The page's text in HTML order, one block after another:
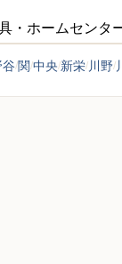
・ホームセンタ
関 中央 新栄 川野